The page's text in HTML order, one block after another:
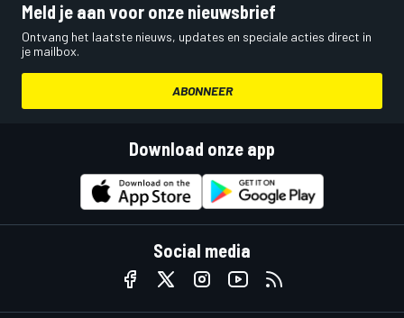
Meld je aan voor onze nieuwsbrief
Ontvang het laatste nieuws, updates en speciale acties direct in
je mailbox.
ABONNEER
Download onze app
Social media